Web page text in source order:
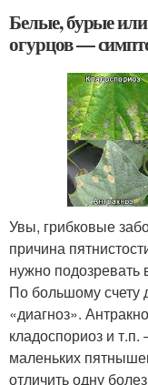
Белые, бурые
огурцов —
Увы, грибковые
причина
нужно подозревать
По большому счету
«диагноз».
кладоспориоз и
маленьких
отличить одну